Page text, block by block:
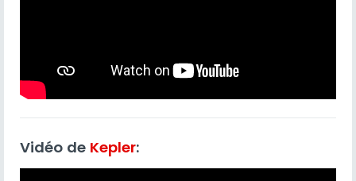
Vidéo de Kepler: